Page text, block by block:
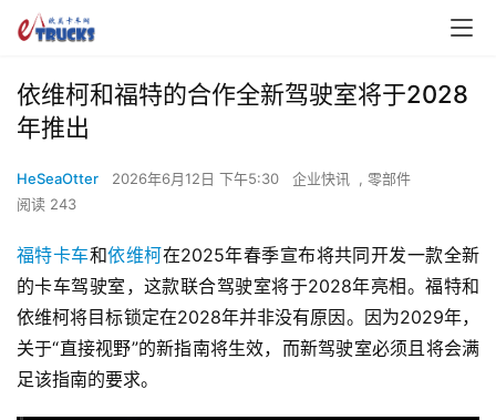
依维柯和福特的合作全新驾驶室将于2028
年推出
HeSeaOtter 2026年6月12日 下午5:30 企业快讯 , 零部件
阅读 243
福特卡车和依维柯在2025年春季宣布将共同开发一款全新
的卡车驾驶室，这款联合驾驶室将于2028年亮相。福特和
依维柯将目标锁定在2028年并非没有原因。因为2029年，
关于“直接视野”的新指南将生效，而新驾驶室必须且将会满
足该指南的要求。